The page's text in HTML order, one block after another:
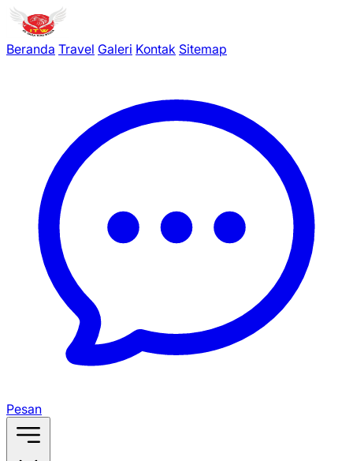
Beranda Travel Galeri Kontak Sitemap
Pesan